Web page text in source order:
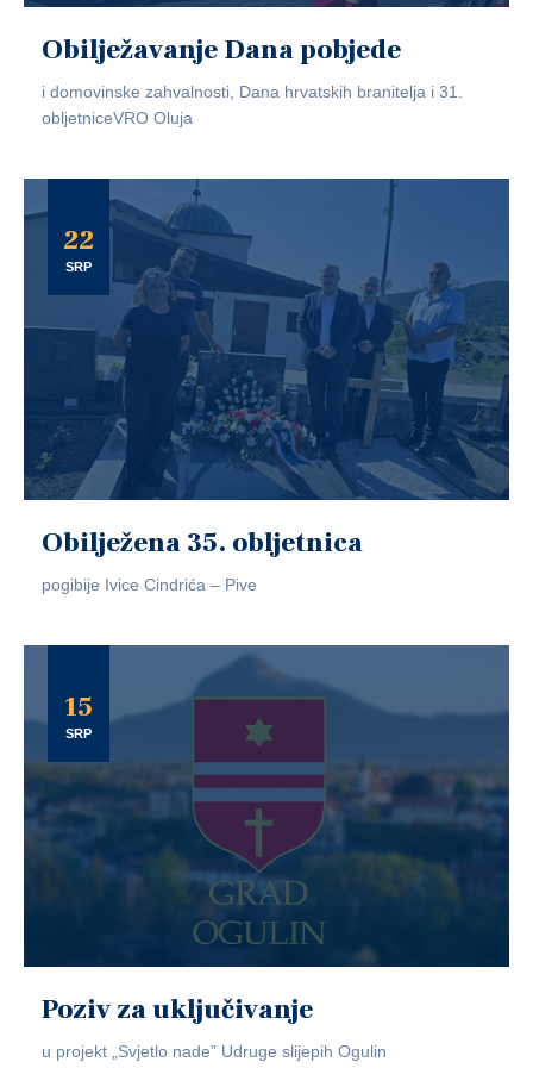
Obilježavanje Dana pobjede
i domovinske zahvalnosti, Dana hrvatskih branitelja i 31.
obljetniceVRO Oluja
22
SRP
Obilježena 35. obljetnica
pogibije Ivice Cindrića – Pive
15
SRP
Poziv za uključivanje
u projekt „Svjetlo nade” Udruge slijepih Ogulin